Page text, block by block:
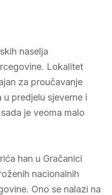
naselja
Lokalitet
za proučavanje
predjelu sjeverne i
je veoma malo
han u Gračanici
nacionalnih
Ono se nalazi na